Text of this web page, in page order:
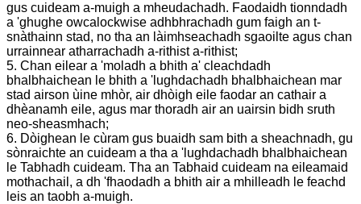
gus cuideam a-muigh a mheudachadh. Faodaidh tionndadh
a 'ghughe owcalockwise adhbhrachadh gum faigh an t-
snàthainn stad, no tha an làimhseachadh sgaoilte agus chan
urrainnear atharrachadh a-rithist a-rithist;
5. Chan eilear a 'moladh a bhith a' cleachdadh
bhalbhaichean le bhith a 'lughdachadh bhalbhaichean mar
stad airson ùine mhòr, air dhòigh eile faodar an cathair a
dhèanamh eile, agus mar thoradh air an uairsin bidh sruth
neo-sheasmhach;
6. Dòighean le cùram gus buaidh sam bith a sheachnadh, gu
sònraichte an cuideam a tha a 'lughdachadh bhalbhaichean
le Tabhadh cuideam. Tha an Tabhaid cuideam na eileamaid
mothachail, a dh 'fhaodadh a bhith air a mhilleadh le feachd
leis an taobh a-muigh.